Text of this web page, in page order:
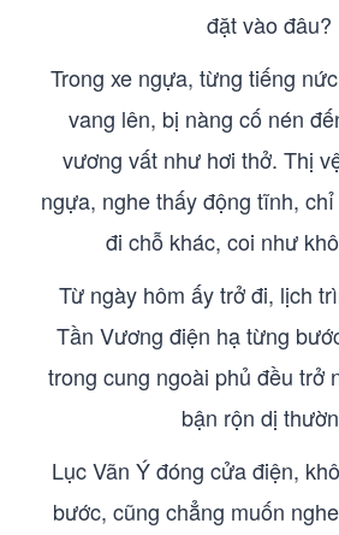
đặt vào đâu?
Trong xe ngựa, từng tiếng
vang lên, bị nàng cố nén
vương vất như hơi thở. Thị
ngựa, nghe thấy động tĩnh,
đi chỗ khác, coi như
Từ ngày hôm ấy trở đi, lịch
Tần Vương điện hạ từng
trong cung ngoài phủ đều trở
bận rộn dị
Lục Vãn Ý đóng cửa điện,
bước, cũng chẳng muốn